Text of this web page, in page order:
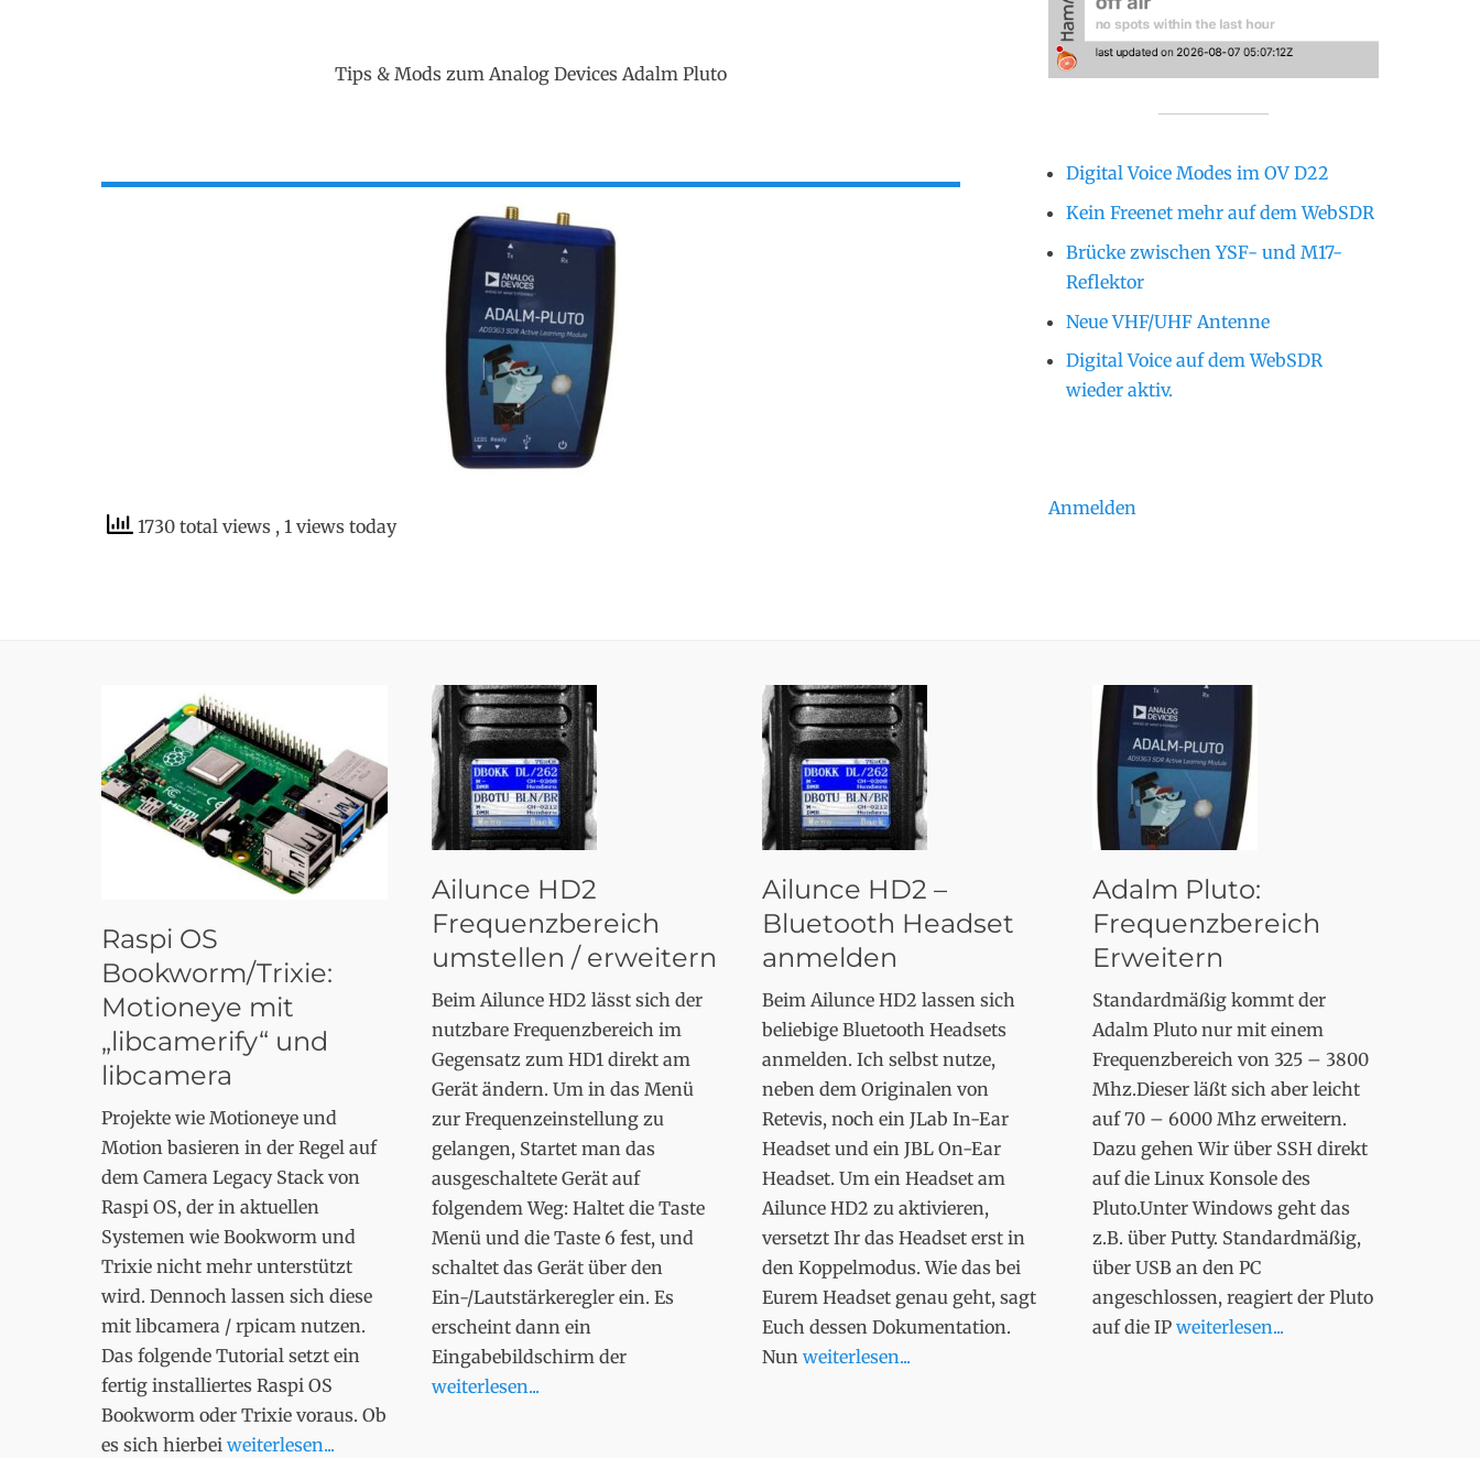
Tips & Mods zum Analog Devices Adalm Pluto
1730 total views , 1 views today
Digital Voice Modes im OV D22
Kein Freenet mehr auf dem WebSDR
Brücke zwischen YSF- und M17-
Reflektor
Neue VHF/UHF Antenne
Digital Voice auf dem WebSDR
wieder aktiv.
Anmelden
Raspi OS
Bookworm/Trixie:
Motioneye mit
„libcamerify“ und
libcamera
Projekte wie Motioneye und
Motion basieren in der Regel auf
dem Camera Legacy Stack von
Raspi OS, der in aktuellen
Systemen wie Bookworm und
Trixie nicht mehr unterstützt
wird. Dennoch lassen sich diese
mit libcamera / rpicam nutzen.
Das folgende Tutorial setzt ein
fertig installiertes Raspi OS
Bookworm oder Trixie voraus. Ob
es sich hierbei weiterlesen...
Ailunce HD2
Frequenzbereich
umstellen / erweitern
Beim Ailunce HD2 lässt sich der
nutzbare Frequenzbereich im
Gegensatz zum HD1 direkt am
Gerät ändern. Um in das Menü
zur Frequenzeinstellung zu
gelangen, Startet man das
ausgeschaltete Gerät auf
folgendem Weg: Haltet die Taste
Menü und die Taste 6 fest, und
schaltet das Gerät über den
Ein-/Lautstärkeregler ein. Es
erscheint dann ein
Eingabebildschirm der
weiterlesen...
Ailunce HD2 –
Bluetooth Headset
anmelden
Beim Ailunce HD2 lassen sich
beliebige Bluetooth Headsets
anmelden. Ich selbst nutze,
neben dem Originalen von
Retevis, noch ein JLab In-Ear
Headset und ein JBL On-Ear
Headset. Um ein Headset am
Ailunce HD2 zu aktivieren,
versetzt Ihr das Headset erst in
den Koppelmodus. Wie das bei
Eurem Headset genau geht, sagt
Euch dessen Dokumentation.
Nun weiterlesen...
Adalm Pluto:
Frequenzbereich
Erweitern
Standardmäßig kommt der
Adalm Pluto nur mit einem
Frequenzbereich von 325 – 3800
Mhz.Dieser läßt sich aber leicht
auf 70 – 6000 Mhz erweitern.
Dazu gehen Wir über SSH direkt
auf die Linux Konsole des
Pluto.Unter Windows geht das
z.B. über Putty. Standardmäßig,
über USB an den PC
angeschlossen, reagiert der Pluto
auf die IP weiterlesen...